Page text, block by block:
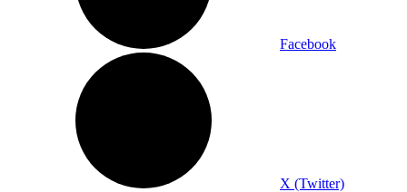
Facebook
X (Twitter)